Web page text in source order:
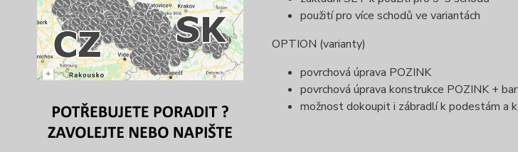
použití pro více schodů ve variantách
OPTION (varianty)
povrchová úprava POZINK
povrchová úprava konstrukce POZINK +
možnost dokoupit i zábradlí k podestám a